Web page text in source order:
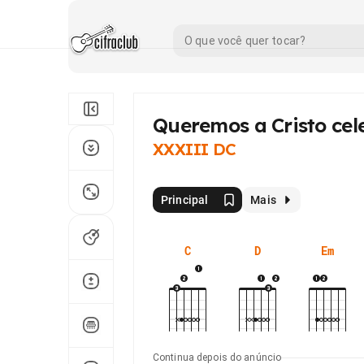
Queremos a Cristo
XXXIII DC
Principal Mais
C D Em
Continua depois do anúncio